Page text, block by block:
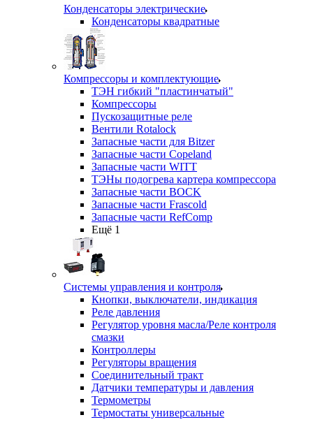
Конденсаторы электрические
Конденсаторы квадратные
Компрессоры и комплектующие
ТЭН гибкий "пластинчатый"
Компрессоры
Пускозащитные реле
Вентили Rotalock
Запасные части для Bitzer
Запасные части Copeland
Запасные части WITT
ТЭНы подогрева картера компрессора
Запасные части BOCK
Запасные части Frascold
Запасные части RefComp
Ещё 1
Системы управления и контроля
Кнопки, выключатели, индикация
Реле давления
Регулятор уровня масла/Реле контроля
смазки
Контроллеры
Регуляторы вращения
Соединительный тракт
Датчики температуры и давления
Термометры
Термостаты универсальные